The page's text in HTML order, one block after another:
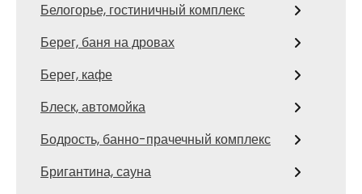
Белогорье, гостиничный комплекс
Берег, баня на дровах
Берег, кафе
Блеск, автомойка
Бодрость, банно-прачечный комплекс
Бригантина, сауна